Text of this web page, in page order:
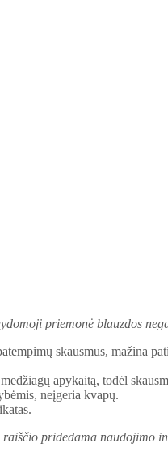
priemonė blauzdos
skausmus, mažina
apykaitą, todėl
neįgeria kvapų.
raiščio pridedama naudojimo